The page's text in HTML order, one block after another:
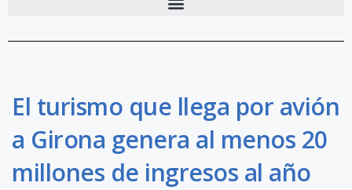
El turismo que llega por avión
a Girona genera al menos 20
millones de ingresos al año